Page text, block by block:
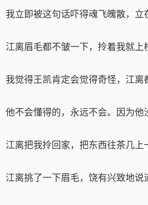
我立即被这句话吓得魂飞魄散，立
江离眉毛都不皱一下，拎着我就上
我觉得王凯肯定会觉得奇怪，江离
他不会懂得的，永远不会。因为他
江离把我拎回家，把东西往茶几上
江离挑了一下眉毛，饶有兴致地说